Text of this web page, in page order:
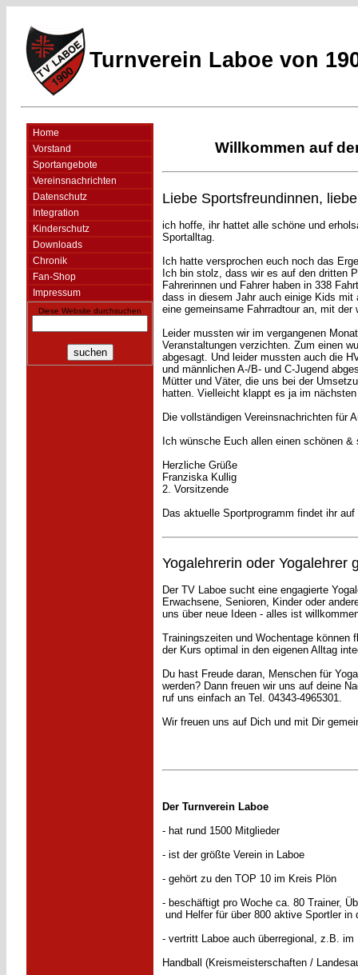
Turnverein Laboe von
Home
Vorstand
Sportangebote
Vereinsnachrichten
Datenschutz
Integration
Kinderschutz
Downloads
Chronik
Fan-Shop
Impressum
Diese Website durchsuchen
Willkommen auf
Liebe Sportsfreundinnen,
ich hoffe, ihr hattet alle schöne und
Sportalltag.
Ich hatte versprochen euch noch das
Ich bin stolz, dass wir es auf den dritten
Fahrerinnen und Fahrer haben in 338
dass in diesem Jahr auch einige Kids
eine gemeinsame Fahrradtour an, mit
Leider mussten wir im vergangenen
Veranstaltungen verzichten. Zum einen
abgesagt. Und leider mussten auch die
und männlichen A-/B- und C-Jugend
Mütter und Väter, die uns bei der
hatten. Vielleicht klappt es ja im
Die vollständigen Vereinsnachrichten für
Ich wünsche Euch allen einen schönen &
Herzliche Grüße
Franziska Kullig
2. Vorsitzende
Das aktuelle Sportprogramm findet ihr
Yogalehrerin oder Yogalehrer
Der TV Laboe sucht eine engagierte
Erwachsene, Senioren, Kinder oder
uns über neue Ideen - alles ist
Trainingszeiten und Wochentage
der Kurs optimal in den eigenen Alltag
Du hast Freude daran, Menschen für
werden? Dann freuen wir uns auf deine
ruf uns einfach an Tel. 04343-4965301.
Wir freuen uns auf Dich und mit Dir
Der Turnverein Laboe
- hat rund 1500 Mitglieder
- ist der größte Verein in Laboe
- gehört zu den TOP 10 im Kreis Plön
- beschäftigt pro Woche ca. 80 Trainer,
und Helfer für über 800 aktive Sportler in
- vertritt Laboe auch überregional, z.B. im
Handball (Kreismeisterschaften /